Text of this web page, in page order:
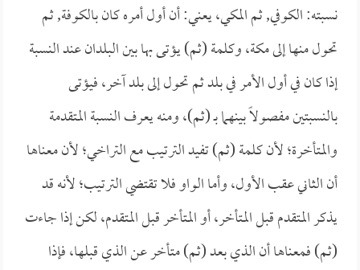
نسبته: الكوفي, ثم المكي، يعني: أن أول أمره كان بالكوفة, ثم
تحول منها إلى مكة، وكلمة (ثم) يؤتى بها بين البلدان عند النسبة
إذا كان في أول الأمر في بلد ثم تحول إلى بلد آخر، فيؤتى
بالنسبتين مفصولاً بينهما بـ (ثم)، ومنه يعرف النسبة المتقدمة
والمتأخرة؛ لأن كلمة (ثم) تفيد الترتيب مع التراخي؛ لأن معناها
أن الثاني عقب الأول، وأما الواو فلا تقتضي الترتيب؛ لأنه قد
يذكر المتقدم قبل المتأخر، أو المتأخر قبل المتقدم، لكن إذا جاءت
(ثم) فمعناها أن الذي بعد (ثم) متأخر عن الذي قبلها، فإذا